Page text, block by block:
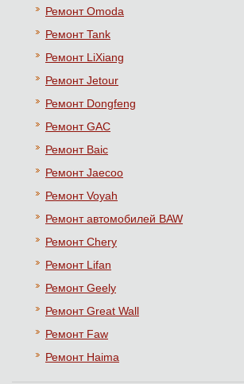
Ремонт Omoda
Ремонт Tank
Ремонт LiXiang
Ремонт Jetour
Ремонт Dongfeng
Ремонт GAC
Ремонт Baic
Ремонт Jaecoo
Ремонт Voyah
Ремонт автомобилей BAW
Ремонт Chery
Ремонт Lifan
Ремонт Geely
Ремонт Great Wall
Ремонт Faw
Ремонт Haima